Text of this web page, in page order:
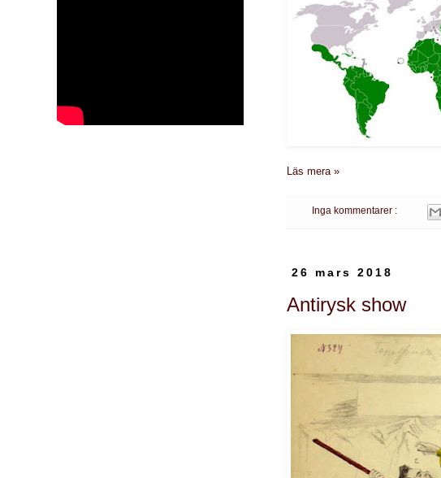
Läs mera »
Inga kommentarer :
26 mars 2018
Antirysk show